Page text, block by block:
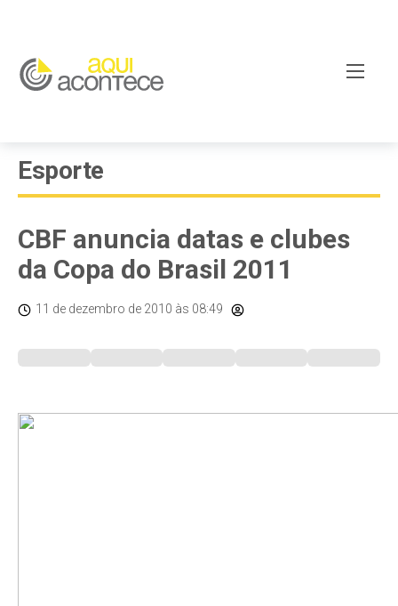
Esporte
CBF anuncia datas e clubes
da Copa do Brasil 2011
11 de dezembro de 2010 às 08:49